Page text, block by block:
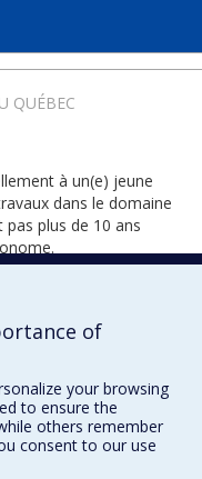
QUÉBEC
à un(e) jeune
dans le domaine
plus de 10 ans
of
your browsing
to ensure the
others remember
consent to our use